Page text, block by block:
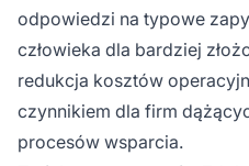
odpowiedzi na typowe
człowieka dla bardziej
redukcja kosztów
czynnikiem dla firm
procesów wsparcia.